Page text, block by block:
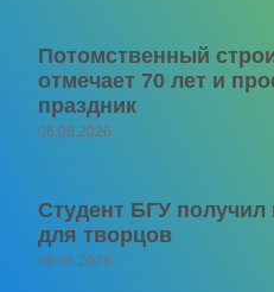
Потомственный
отмечает 70 лет и
праздник
06.08.2026
Студент БГУ
для творцов
06.08.2026